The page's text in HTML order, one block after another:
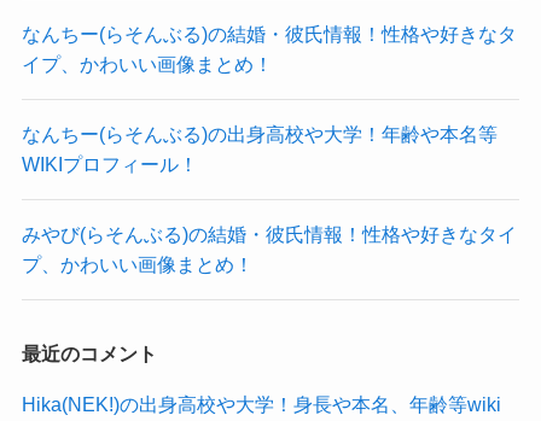
幼少期の頃の浅谷姉妹の画像はお母さまと一緒に
映っているものがありました。
気になる方は見てみてください！
XG-JURIN(浅谷珠琳)のすっぴん画像ー関係者
のインスタやTWITTERは？
JURINさんと松浦社長が映っているものが出てき
ましたが
なんちー(らそんぶる)の結婚・彼氏情報！性格や好きなタ
イプ、かわいい画像まとめ！
なんちー(らそんぶる)の出身高校や大学！年齢や本名等
WIKIプロフィール！
みやび(らそんぶる)の結婚・彼氏情報！性格や好きなタイ
プ、かわいい画像まとめ！
最近のコメント
Hika(NEK!)の出身高校や大学！身長や本名、年齢等wiki